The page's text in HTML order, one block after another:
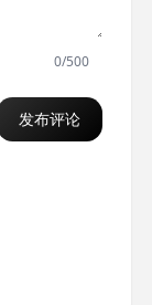
0/500
发布评论